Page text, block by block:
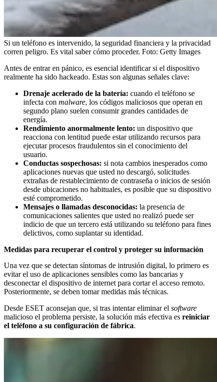
Si un teléfono es intervenido, la seguridad financiera y la privacidad
corren peligro. Es vital saber cómo proceder. Foto: Getty Images
Antes de entrar en pánico, es esencial identificar si el dispositivo
realmente ha sido hackeado. Estas son algunas señales clave:
Drenaje acelerado de la batería: cuando el teléfono se
infecta con malware, los códigos maliciosos que operan en
segundo plano suelen consumir grandes cantidades de
energía.
Rendimiento anormalmente lento: un dispositivo que
reacciona con lentitud puede estar utilizando recursos para
ejecutar procesos fraudulentos sin el conocimiento del
usuario.
Conductas sospechosas: si nota cambios inesperados como
aplicaciones nuevas que usted no descargó, solicitudes
extrañas de restablecimiento de contraseña o inicios de sesión
desde ubicaciones no habituales, es posible que su dispositivo
esté comprometido.
Mensajes o llamadas desconocidas: la presencia de
comunicaciones salientes que usted no realizó puede ser
indicio de que un tercero está utilizando su teléfono para fines
delictivos, como suplantar su identidad.
Medidas para recuperar el control y proteger su información
Una vez que se detectan síntomas de intrusión digital, lo primero es
evitar el uso de aplicaciones sensibles como las bancarias y
desconectar el dispositivo de internet para cortar el acceso remoto.
Posteriormente, se deben tomar medidas más técnicas.
Desde ESET aconsejan que, si tras intentar eliminar el software
malicioso el problema persiste, la solución más efectiva es reiniciar
el teléfono a su configuración de fábrica.